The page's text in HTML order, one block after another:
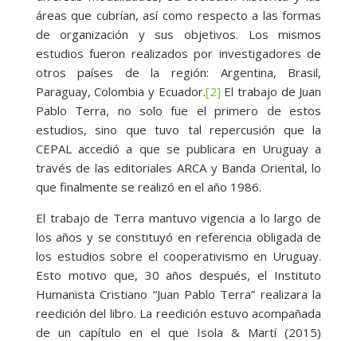
áreas que cubrían, así como respecto a las formas
de organización y sus objetivos. Los mismos
estudios fueron realizados por investigadores de
otros países de la región: Argentina, Brasil,
Paraguay, Colombia y Ecuador.[2] El trabajo de Juan
Pablo Terra, no solo fue el primero de estos
estudios, sino que tuvo tal repercusión que la
CEPAL accedió a que se publicara en Uruguay a
través de las editoriales ARCA y Banda Oriental, lo
que finalmente se realizó en el año 1986.
El trabajo de Terra mantuvo vigencia a lo largo de
los años y se constituyó en referencia obligada de
los estudios sobre el cooperativismo en Uruguay.
Esto motivo que, 30 años después, el Instituto
Humanista Cristiano “Juan Pablo Terra” realizara la
reedición del libro. La reedición estuvo acompañada
de un capítulo en el que Isola & Martí (2015)